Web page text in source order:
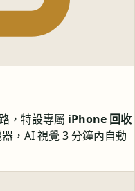
，特設專屬 iPhone 回收
，AI 視覺 3 分鐘內自動